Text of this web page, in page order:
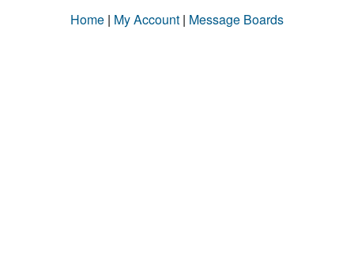
Home | My Account | Message Boards